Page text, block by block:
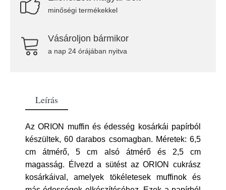
minőségi termékekkel
Vásároljon bármikor
a nap 24 órájában nyitva
Leírás
Az ORION muffin és édesség kosárkái papírból
készültek, 60 darabos csomagban. Méretek: 6,5
cm átmérő, 5 cm alsó átmérő és 2,5 cm
magasság. Élvezd a sütést az ORION cukrász
kosárkáival, amelyek tökéletesek muffinok és